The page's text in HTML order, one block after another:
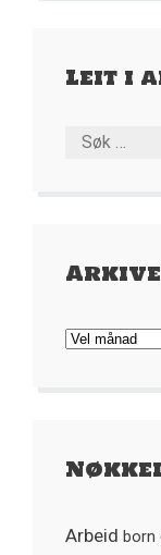
Leit i
Arkivet
Arbeid born